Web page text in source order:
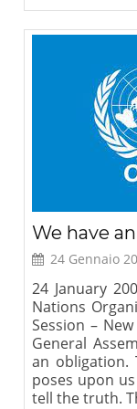
We have
24 Gennaio
24 January
Nations
Session –
General
an
poses upon
tell the truth.